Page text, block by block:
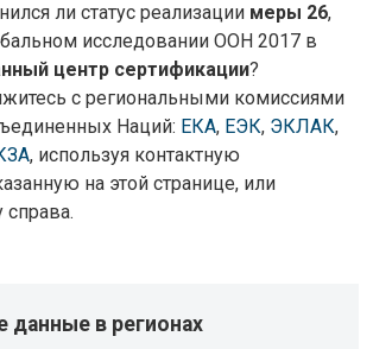
ли статус реализации меры 26,
исследовании ООН 2017 в
центр сертификации?
с региональными комиссиями
Наций: ЕКА, ЕЭК, ЭКЛАК,
, используя контактную
на этой странице, или
данные в регионах